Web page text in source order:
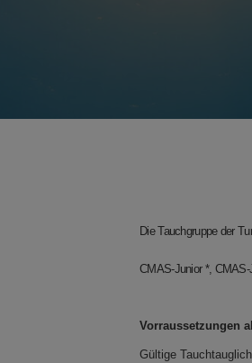
Die Tauchgruppe der
CMAS-Junior *,
Vorraussetzungen
Gültige